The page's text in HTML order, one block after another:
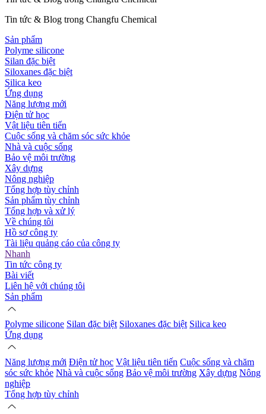
Tin tức & Blog trong Changfu Chemical
Sản phẩm
Polyme silicone
Silan đặc biệt
Siloxanes đặc biệt
Silica keo
Ứng dụng
Năng lượng mới
Điện tử học
Vật liệu tiên tiến
Cuộc sống và chăm sóc sức khỏe
Nhà và cuộc sống
Bảo vệ môi trường
Xây dựng
Nông nghiệp
Tổng hợp tùy chỉnh
Sản phẩm tùy chỉnh
Tổng hợp và xử lý
Về chúng tôi
Hồ sơ công ty
Tài liệu quảng cáo của công ty
Nhanh
Tin tức công ty
Bài viết
Liên hệ với chúng tôi
Sản phẩm
Polyme silicone Silan đặc biệt Siloxanes đặc biệt Silica keo
Ứng dụng
Năng lượng mới Điện tử học Vật liệu tiên tiến Cuộc sống và chăm
sóc sức khỏe Nhà và cuộc sống Bảo vệ môi trường Xây dựng Nông
nghiệp
Tổng hợp tùy chỉnh